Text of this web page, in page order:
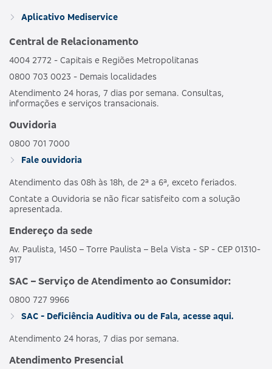
Aplicativo Mediservice
Central de Relacionamento
4004 2772 - Capitais e Regiões Metropolitanas
0800 703 0023 - Demais localidades
Atendimento 24 horas, 7 dias por semana. Consultas,
informações e serviços transacionais.
Ouvidoria
0800 701 7000
Fale ouvidoria
Atendimento das 08h às 18h, de 2ª a 6ª, exceto feriados.
Contate a Ouvidoria se não ficar satisfeito com a solução
apresentada.
Endereço da sede
Av. Paulista, 1450 – Torre Paulista – Bela Vista - SP - CEP 01310-
917
SAC – Serviço de Atendimento ao Consumidor:
0800 727 9966
SAC - Deficiência Auditiva ou de Fala, acesse aqui.
Atendimento 24 horas, 7 dias por semana.
Atendimento Presencial